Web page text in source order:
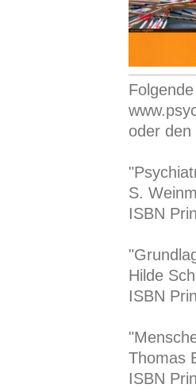
oder den
S.
ISBN
Hilde
ISBN
Thomas
ISBN